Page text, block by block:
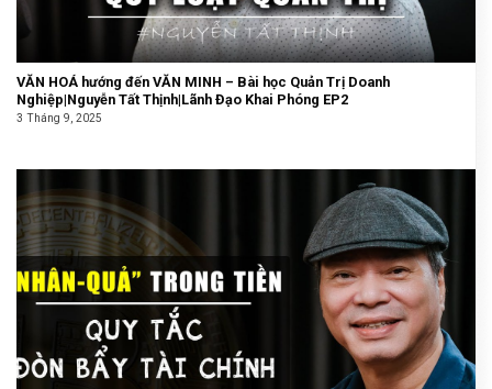
VĂN HOÁ hướng đến VĂN MINH – Bài học Quản Trị Doanh
Nghiệp|Nguyễn Tất Thịnh|Lãnh Đạo Khai Phóng EP2
3 Tháng 9, 2025